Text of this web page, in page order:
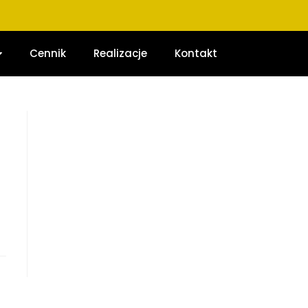
Cennik Realizacje Kontakt